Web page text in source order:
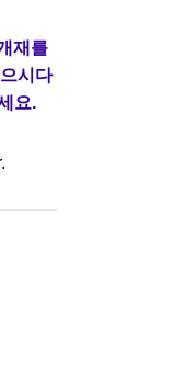
재를
시다
요.
.